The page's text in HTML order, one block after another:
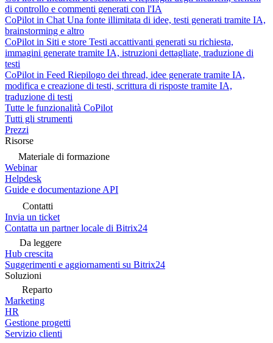
di controllo e commenti generati con l'IA
CoPilot in Chat Una fonte illimitata di idee, testi generati tramite IA,
brainstorming e altro
CoPilot in Siti e store Testi accattivanti generati su richiesta,
immagini generate tramite IA, istruzioni dettagliate, traduzione di
testi
CoPilot in Feed Riepilogo dei thread, idee generate tramite IA,
modifica e creazione di testi, scrittura di risposte tramite IA,
traduzione di testi
Tutte le funzionalità CoPilot
Tutti gli strumenti
Prezzi
Risorse
Materiale di formazione
Webinar
Helpdesk
Guide e documentazione API
Contatti
Invia un ticket
Contatta un partner locale di Bitrix24
Da leggere
Hub crescita
Suggerimenti e aggiornamenti su Bitrix24
Soluzioni
Reparto
Marketing
HR
Gestione progetti
Servizio clienti